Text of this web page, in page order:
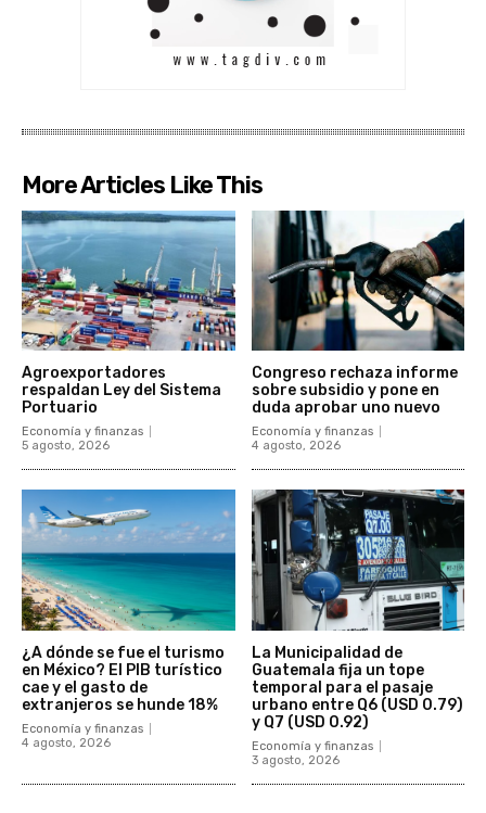
More Articles Like This
Agroexportadores
respaldan Ley del Sistema
Portuario
Economía y finanzas
5 agosto, 2026
Congreso rechaza informe
sobre subsidio y pone en
duda aprobar uno nuevo
Economía y finanzas
4 agosto, 2026
¿A dónde se fue el turismo
en México? El PIB turístico
cae y el gasto de
extranjeros se hunde 18%
Economía y finanzas
4 agosto, 2026
La Municipalidad de
Guatemala fija un tope
temporal para el pasaje
urbano entre Q6 (USD 0.79)
y Q7 (USD 0.92)
Economía y finanzas
3 agosto, 2026